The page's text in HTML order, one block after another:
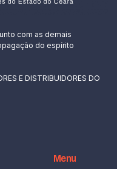
com as demais
do espírito
E DISTRIBUIDORES DO
Menu